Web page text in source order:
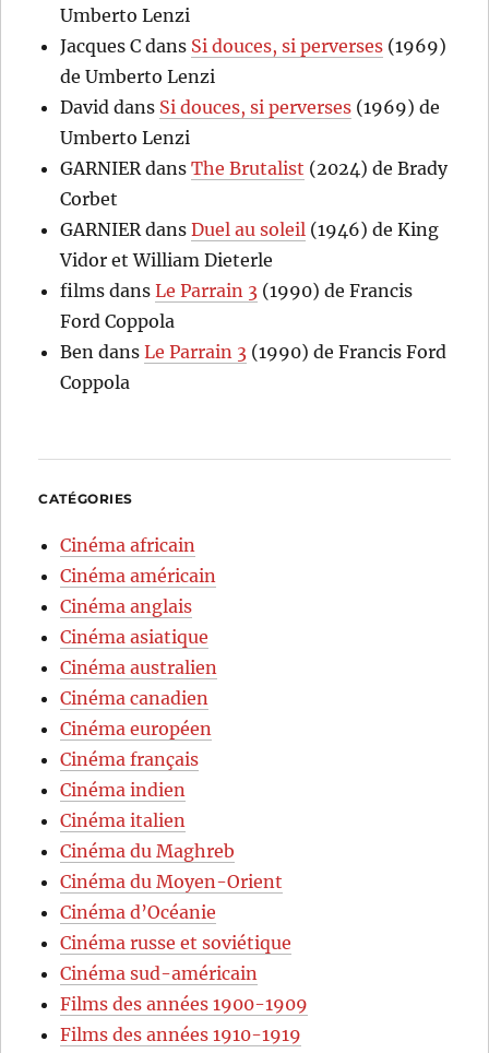
Umberto Lenzi
Jacques C dans Si douces, si perverses (1969)
de Umberto Lenzi
David dans Si douces, si perverses (1969) de
Umberto Lenzi
GARNIERdansThe Brutalist (2024) de Brady
Corbet
GARNIERdansDuel au soleil (1946) de King
Vidor et William Dieterle
films dansLe Parrain 3 (1990) de Francis
Ford Coppola
Ben dansLe Parrain 3 (1990) de Francis Ford
Coppola
CATÉGORIES
Cinéma africain
Cinéma américain
Cinéma anglais
Cinéma asiatique
Cinéma australien
Cinéma canadien
Cinéma européen
Cinéma français
Cinéma indien
Cinéma italien
Cinéma du Maghreb
Cinéma du Moyen-Orient
Cinéma d’Océanie
Cinéma russe et soviétique
Cinéma sud-américain
Films des années 1900-1909
Films des années 1910-1919